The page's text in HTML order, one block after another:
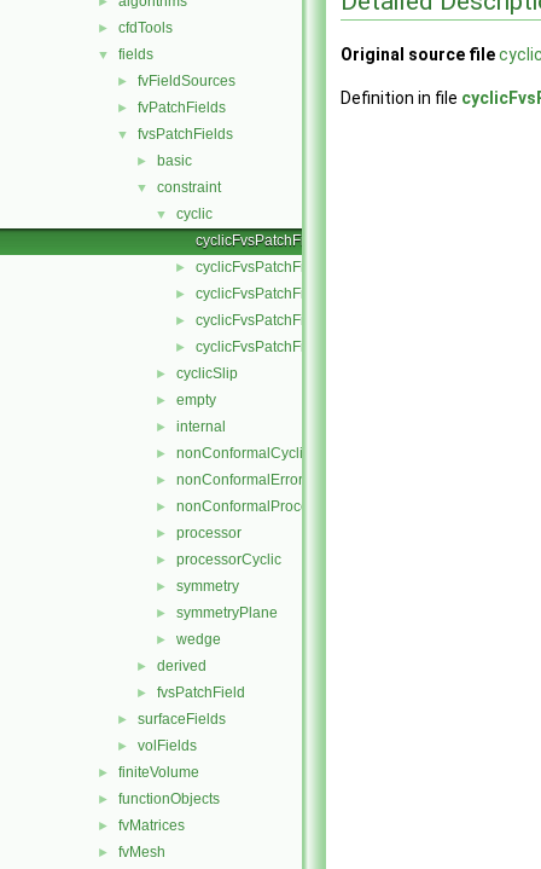
► cfdTools
▼ fields
► fvFieldSources
► fvPatchFields
▼ fvsPatchFields
► basic
▼ constraint
▼
cyclic
cyclicFvsPatchField.C
► cyclicFvsPatchField.H
► cyclicFvsPatchFields.C
► cyclicFvsPatchFields.H
► cyclicFvsPatchFieldsFwd.H
► cyclicSlip
► empty
► internal
► nonConformalCyclic
► nonConformalError
► nonConformalProcessorCyclic
► processor
► processorCyclic
► symmetry
► symmetryPlane
► wedge
► derived
► fvsPatchField
► surfaceFields
► volFields
► finiteVolume
► functionObjects
► fvMatrices
► fvMesh
Original source file
Definition in file